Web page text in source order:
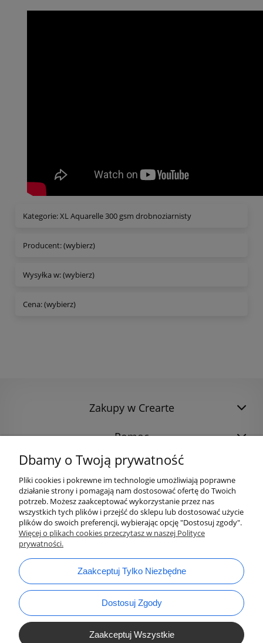
Kategorie: XL Aquarelle 300 gsm drobnoziarnisty
Producent: (wybierz)
Wysyłka w: (wybierz)
Cena: (wybierz)
Zakupy w Crearte
Pomoc
bok@ArtykulyDlaPlastykow.pl
tel.:733 012 789
Dbamy o Twoją prywatność
Pliki cookies i pokrewne im technologie umożliwiają poprawne
działanie strony i pomagają nam dostosować ofertę do Twoich
potrzeb. Możesz zaakceptować wykorzystanie przez nas
wszystkich tych plików i przejść do sklepu lub dostosować użycie
plików do swoich preferencji, wybierając opcję "Dostosuj zgody".
Więcej o plikach cookies przeczytasz w naszej Polityce
prywatności.
Zaakceptuj Tylko Niezbędne
Dostosuj Zgody
Zaakceptuj Wszystkie